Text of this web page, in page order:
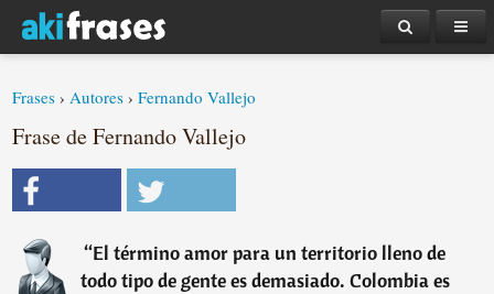
Frases ›Autores ›Fernando Vallejo
Frase de Fernando Vallejo
“El término amor para un territorio lleno de
todo tipo de gente es demasiado. Colombia es